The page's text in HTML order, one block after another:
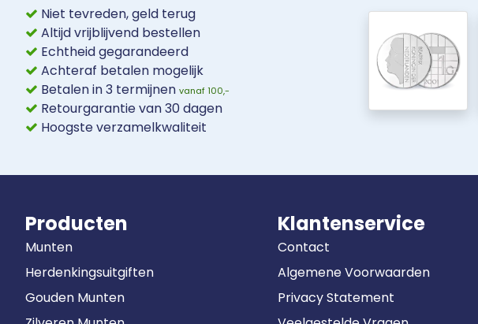
Niet tevreden, geld terug
Altijd vrijblijvend bestellen
Echtheid gegarandeerd
Achteraf betalen mogelijk
Betalen in 3 termijnen vanaf 100,-
Retourgarantie van 30 dagen
Hoogste verzamelkwaliteit
Producten
Munten
Herdenkingsuitgiften
Gouden Munten
Klantenservice
Contact
Algemene Voorwaarden
Privacy Statement